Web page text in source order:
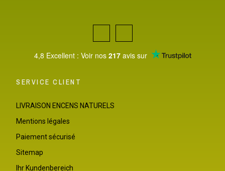
4,8 Excellent : Voir nos 217avis sur
SERVICE CLIENT
LIVRAISON ENCENS NATURELS
Mentions légales
Paiement sécurisé
Sitemap
Ihr Kundenbereich